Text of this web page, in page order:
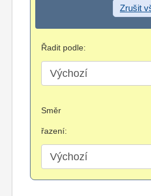
Zrušit
Řadit podle:
Směr
řazení: